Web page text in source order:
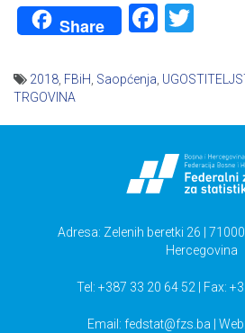
Share
2018 FBiH Saopćenja
TRGOVINA
Adresa: Zelenih beretki 26 |
Hercegovina
Tel: +387 33 20 64 52 | Fax:
Email: fedstat@fzs.ba |